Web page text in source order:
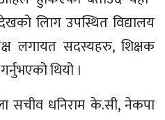
लािग उपस्थित विद्यालय
लगायत सदस्यहरु, शिक्षक
थियो ।
सचीव धनिराम के.सी, नेकपा